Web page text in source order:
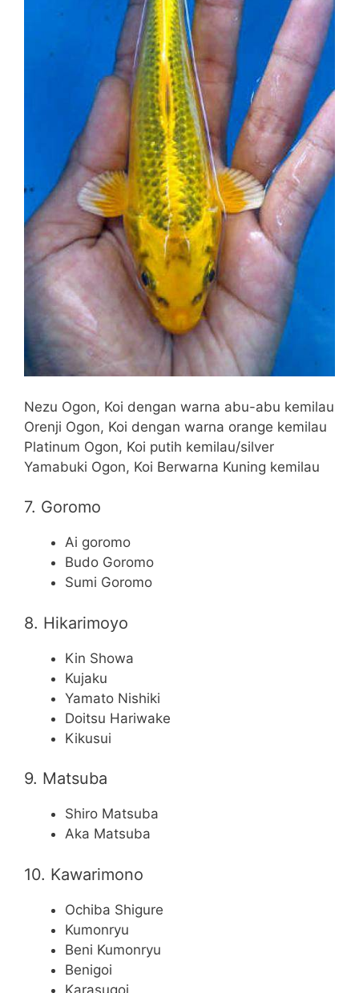
Nezu Ogon, Koi dengan warna abu-abu kemilau
Orenji Ogon, Koi dengan warna orange kemilau
Platinum Ogon, Koi putih kemilau/silver
Yamabuki Ogon, Koi Berwarna Kuning kemilau
7. Goromo
Ai goromo
Budo Goromo
Sumi Goromo
8. Hikarimoyo
Kin Showa
Kujaku
Yamato Nishiki
Doitsu Hariwake
Kikusui
9. Matsuba
Shiro Matsuba
Aka Matsuba
10. Kawarimono
Ochiba Shigure
Kumonryu
Beni Kumonryu
Benigoi
Karasugoi